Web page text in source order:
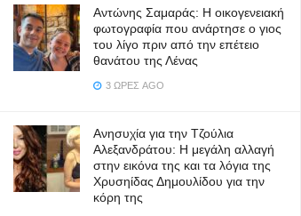
Αντώνης Σαμαράς: Η οικογενειακή
φωτογραφία που ανάρτησε ο γιος
του λίγο πριν από την επέτειο
θανάτου της Λένας
3 ΏΡΕΣ AGO
Ανησυχία για την Τζούλια
Αλεξανδράτου: Η μεγάλη αλλαγή
στην εικόνα της και τα λόγια της
Χρυσηίδας Δημουλίδου για την
κόρη της